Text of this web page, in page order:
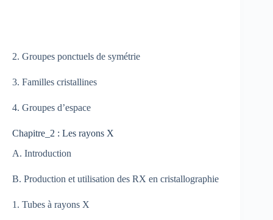
2. Groupes ponctuels de symétrie
3. Familles cristallines
4. Groupes d’espace
Chapitre_2 : Les rayons X
A. Introduction
B. Production et utilisation des RX en cristallographie
1. Tubes à rayons X